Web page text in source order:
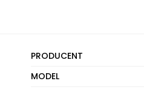
PRODUCENT
MODEL